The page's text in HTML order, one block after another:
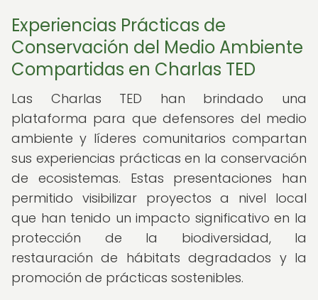
Experiencias Prácticas de
Conservación del Medio Ambiente
Compartidas en Charlas TED
Las Charlas TED han brindado una
plataforma para que defensores del medio
ambiente y líderes comunitarios compartan
sus experiencias prácticas en la conservación
de ecosistemas. Estas presentaciones han
permitido visibilizar proyectos a nivel local
que han tenido un impacto significativo en la
protección de la biodiversidad, la
restauración de hábitats degradados y la
promoción de prácticas sostenibles.